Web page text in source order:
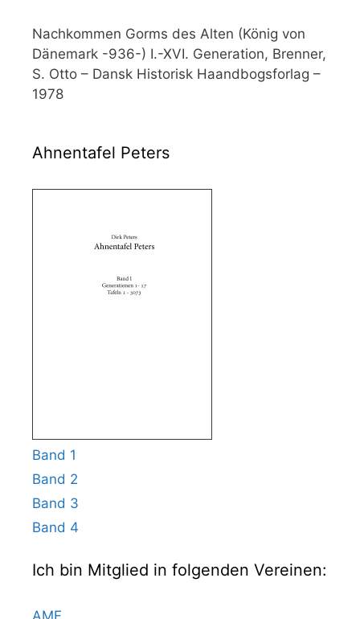
Nachkommen Gorms des Alten (König von
Dänemark -936-) I.-XVI. Generation, Brenner,
S. Otto – Dansk Historisk Haandbogsforlag –
1978
Ahnentafel Peters
Band 1
Band 2
Band 3
Band 4
Ich bin Mitglied in folgenden Vereinen:
AMF